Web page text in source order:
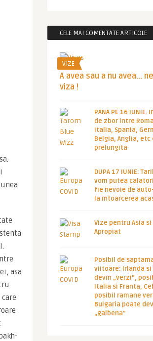
asa
CELE MAI COMENTATE ARTICOLE
VIZE
A avea sau a nu avea…
viza !
PANA PE 16
de zbor intre
Italia, Spania,
Belgia, Anglia, etc
prelungita
DUPA 17 IUNIE:
vom putea
fie nevoie de
la intoarcerea
Vize pentru Asia si
Apropiat
Posibil de
viitoare: Irlanda si
devin „verzi”,
Italia si Franta,
posibil ramane
Bulgaria poate
„galbena”